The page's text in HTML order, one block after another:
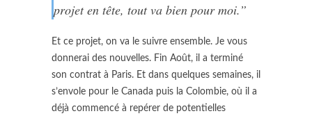
projet en tête, tout va bien pour moi.”
Et ce projet, on va le suivre ensemble. Je vous
donnerai des nouvelles. Fin Août, il a terminé
son contrat à Paris. Et dans quelques semaines, il
s’envole pour le Canada puis la Colombie, où il a
déjà commencé à repérer de potentielles